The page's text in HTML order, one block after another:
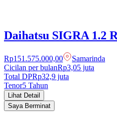
Daihatsu SIGRA 1.2
Rp151.575.000,00
Samarinda
Cicilan per bulanRp3,05 juta
Total DPRp32,9 juta
Tenor5 Tahun
Lihat Detail
Saya Berminat